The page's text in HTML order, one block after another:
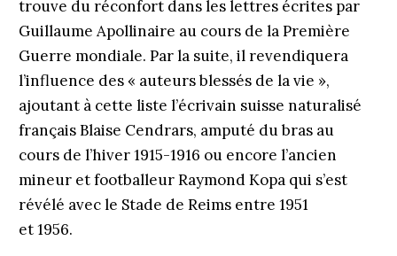
trouve du réconfort dans les lettres écrites par
Guillaume Apollinaire au cours de la Première
Guerre mondiale. Par la suite, il revendiquera
l’influence des « auteurs blessés de la vie »,
ajoutant à cette liste l’écrivain suisse naturalisé
français Blaise Cendrars, amputé du bras au
cours de l’hiver 1915-1916 ou encore l’ancien
mineur et footballeur Raymond Kopa qui s’est
révélé avec le Stade de Reims entre 1951
et 1956.